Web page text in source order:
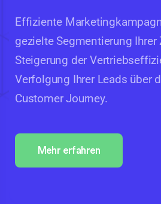
Effiziente
gezielte Segmentierung Ihrer
Steigerung der
Verfolgung Ihrer Leads über
Customer Journey.
Mehr erfahren